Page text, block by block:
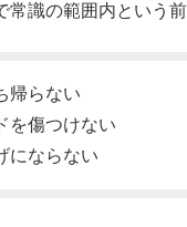
常識の範囲内という前
帰らない
を傷つけない
にならない